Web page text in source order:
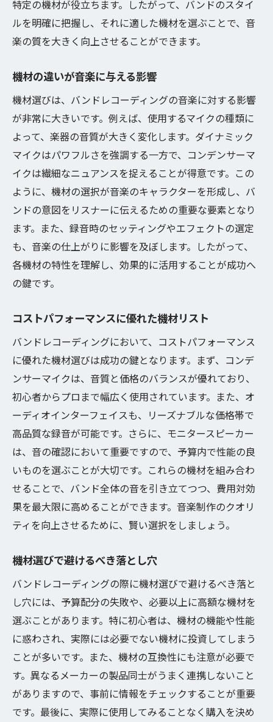
特定の機材が役立ちます。したがって、バンドのスタイ
ルを明確に把握し、それに適した機材を選ぶことで、音
楽の質を大きく向上させることができます。
機材の違いが音楽に与える影響
機材選びは、バンドレコーディングの音楽に対する影響
が非常に大きいです。例えば、使用するマイクの種類に
よって、楽器の音質が大きく変化します。ダイナミック
マイクはパワフルさを強調する一方で、コンデンサーマ
イクは繊細なニュアンスを捉えることが得意です。この
ように、機材の選択が音楽のキャラクターを形成し、バ
ンドの意図をリスナーに伝えるための重要な要素となり
ます。また、録音時のセッティングやエフェクトの選定
も、音楽の仕上がりに影響を及ぼします。したがって、
各機材の特性を理解し、効果的に活用することが成功へ
の鍵です。
コストパフォーマンスに優れた機材リスト
バンドレコーディングにおいて、コストパフォーマンス
に優れた機材選びは成功の鍵となります。まず、コンデ
ンサーマイクは、音質と価格のバランスが優れており、
初心者からプロまで幅広く使用されています。また、オ
ーディオインターフェイスも、リーズナブルな価格帯で
高品質な録音が可能です。さらに、モニタースピーカー
は、音の確認において重要ですので、予算内で性能の良
いものを選ぶことが大切です。これらの機材を組み合わ
せることで、バンド全体の音を引き立てつつ、費用対効
果を最大限に高めることができます。音楽制作のクオリ
ティを向上させるために、賢い選択をしましょう。
機材選びで避けるべき落とし穴
バンドレコーディングの際に機材選びで避けるべき落と
し穴には、予算配分の失敗や、必要以上に高額な機材を
選ぶことがあります。特に初心者は、機材の機能や性能
に惑わされ、実際には必要でない機材に投資してしまう
ことが多いです。また、機材の互換性にも注意が必要で
す。異なるメーカーの製品同士がうまく連携しないこと
がありますので、事前に情報をチェックすることが重要
です。最後に、実際に使用してみることなく購入を決め